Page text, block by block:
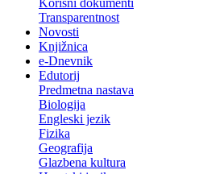
Korisni dokumenti
Transparentnost
Novosti
Knjižnica
e-Dnevnik
Edutorij
Predmetna nastava
Biologija
Engleski jezik
Fizika
Geografija
Glazbena kultura